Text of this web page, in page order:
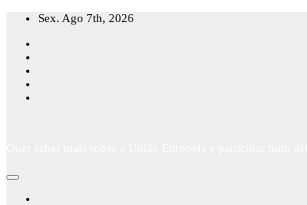
Skip
content
Sex. Ago 7th, 2026